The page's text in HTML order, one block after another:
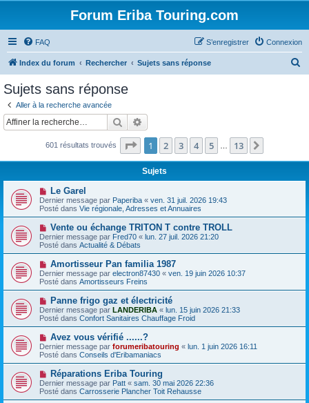
Forum Eriba Touring.com
FAQ Connexion
S’enregistrer
Index du forum Rechercher Sujets sans réponse
c
Sujets sans réponse
Aller à la recherche avancée
Rechercher
601 résultats trouvés Page 1sur13
1 2 3 4 5 13
Sujets
N
o
u
v
e
u
m
e
s
s
a
g
e
Le Garel
Dernier message par Paperiba « ven. 31 juil. 2026 19:43
Posté dans Vie régionale, Adresses et Annuaires
N
o
u
v
a
u
m
e
s
a
g
Vente ou échange TRITON T contre TROLL
Dernier message par Fred70 « lun. 27 juil. 2026 21:20
Posté dans Actualité & Débats
N
o
u
v
e
a
u
m
e
s
s
a
g
e
Amortisseur Pan familia 1987
Dernier message par electron87430 « ven. 19 juin 2026 10:37
Posté dans Amortisseurs Freins
N
o
u
v
a
u
m
e
s
a
g
Panne frigo gaz et électricité
Dernier message par LANDERIBA « lun. 15 juin 2026 21:33
Posté dans Confort Sanitaires Chauffage Froid
N
o
u
v
e
a
u
m
e
Avez vous vérifié ......?
Dernier message par forumeribatouring « lun. 1 juin 2026 16:11
Posté dans Conseils d'Eribamaniacs
N
o
u
v
Réparations Eriba Touring
Dernier message par Patt « sam. 30 mai 2026 22:36
Posté dans Carrosserie Plancher Toit Rehausse